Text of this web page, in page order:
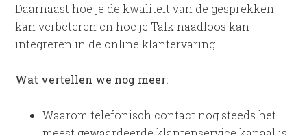
Daarnaast hoe je de kwaliteit van de gesprekken
kan verbeteren en hoe je Talk naadloos kan
integreren in de online klantervaring.
Wat vertellen we nog meer:
Waarom telefonisch contact nog steeds het